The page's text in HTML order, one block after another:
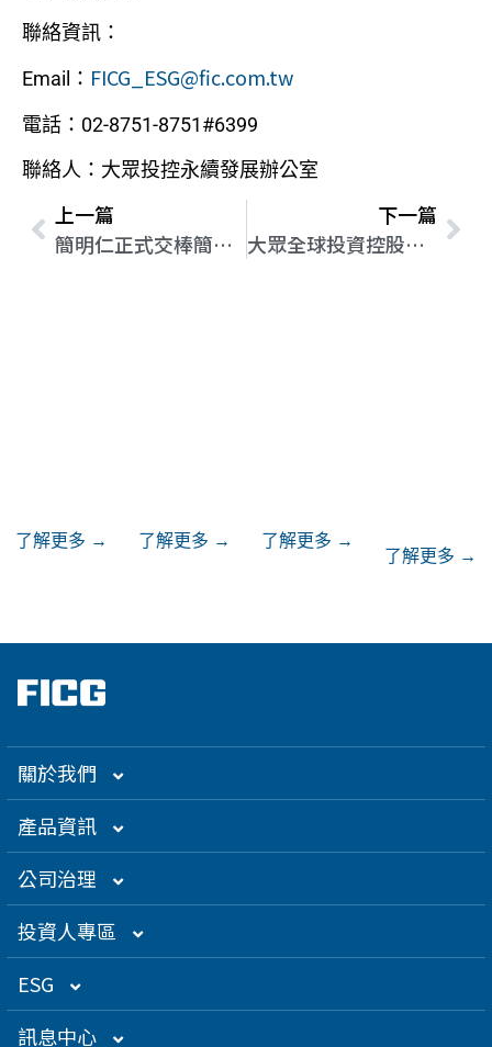
聯絡資訊：
Email： FICG_ESG@fic.com.tw
電話：02-8751-8751#6399
聯絡人：大眾投控永續發展辦公室
上一篇
簡明仁正式交棒簡民智擔任大眾控董事長
下一篇
大眾全球投資控股公司 恭喜榮獲 ISO 27001：2013 正式證書
了解更多 → 了解更多 → 了解更多 →
了解更多 →
關於我們
集團介紹
企業大世紀
創辦人理念
關係企業
得獎肯定
產品資訊
光通訊
精密電子
衛星應用
航海電子
公司治理
組織架構／經營團隊
董監事名單
功能性委員會
投資人專區
營運概況
營運目標
ESG
總覽
訊息中心